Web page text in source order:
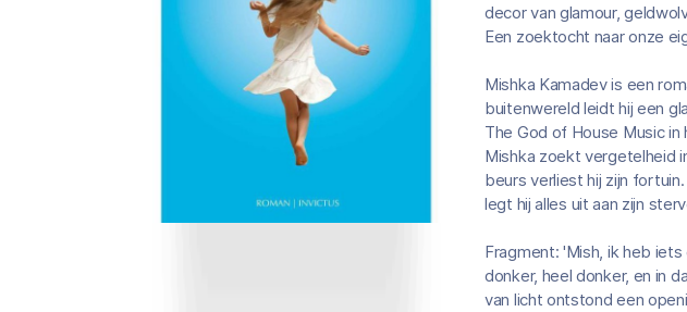
decor van glamour,
Een zoektocht naar onze
Mishka Kamadev is een
buitenwereld leidt hij een
The God of House Music
Mishka zoekt vergetelheid
beurs verliest hij zijn
legt hij alles uit aan zijn
Fragment: 'Mish, ik heb
donker, heel donker, en in
van licht ontstond een